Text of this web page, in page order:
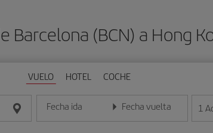
Barcelona (BCN) a Hong
VUELO HOTEL COCHE
Fecha ida
Introduce la fecha en formato día/mes/año
Fecha vuelta
Introduce la fecha en 1